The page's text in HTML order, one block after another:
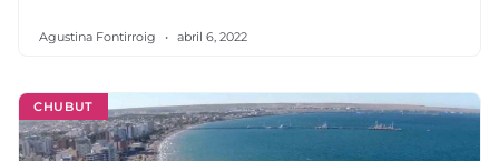
Agustina Fontirroig abril 6, 2022
CHUBUT